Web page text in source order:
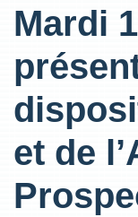
Mardi
et de